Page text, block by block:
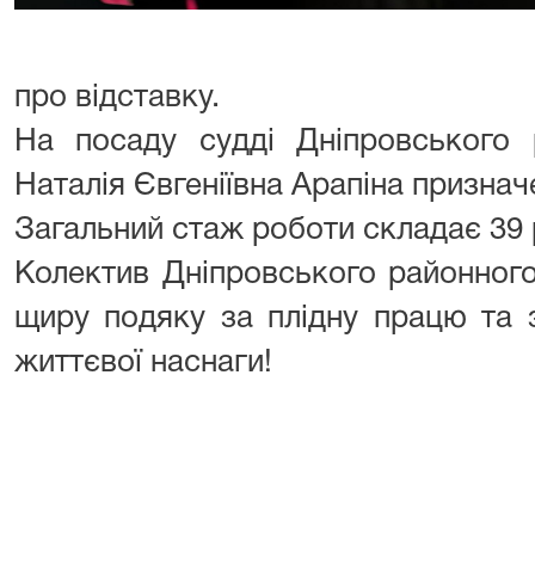
про відставку.
На посаду судді
Наталія Євгеніївна Арапіна
Загальний стаж роботи складає 39
Колектив Дніпровського
щиру подяку за плідну працю та
життєвої наснаги!